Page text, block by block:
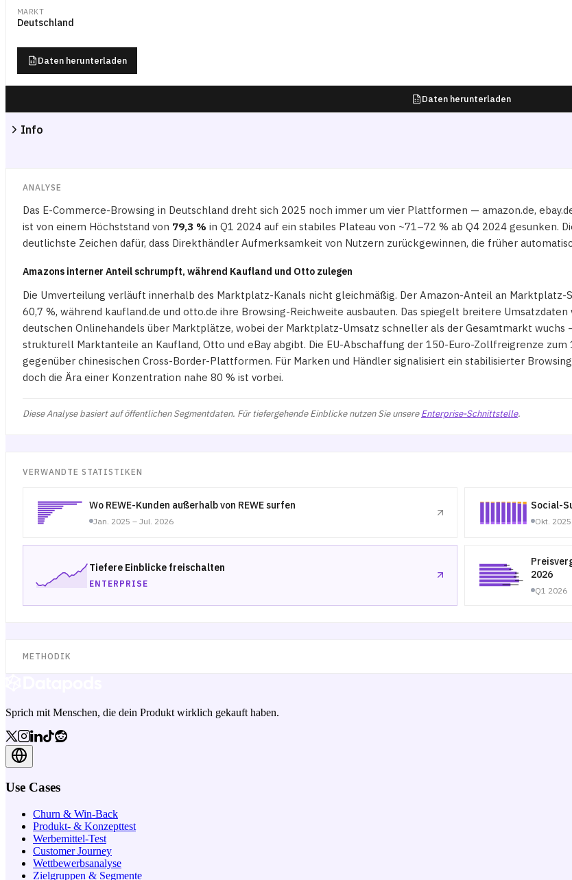
MARKT
Deutschland
Daten herunterladen
Daten herunterladen
Info
ANALYSE
Das E-Commerce-Browsing in Deutschland dreht sich 2025 noch immer um vier Plattformen — amazon.de,
ist von einem Höchststand von 79,3 % in Q1 2024 auf ein stabiles Plateau von ~71–72 % ab Q4 2024 gesunken.
deutlichste Zeichen dafür, dass Direkthändler Aufmerksamkeit von Nutzern zurückgewinnen, die früher
Amazons interner Anteil schrumpft, während Kaufland und Otto zulegen
Die Umverteilung verläuft innerhalb des Marktplatz-Kanals nicht gleichmäßig. Der Amazon-Anteil an Marktplatz-
60,7 %, während kaufland.de und otto.de ihre Browsing-Reichweite ausbauten. Das spiegelt breitere
deutschen Onlinehandels über Marktplätze, wobei der Marktplatz-Umsatz schneller als der Gesamtmarkt
strukturell Marktanteile an Kaufland, Otto und eBay abgibt. Die EU-Abschaffung der 150-Euro-Zollfreigrenze
gegenüber chinesischen Cross-Border-Plattformen. Für Marken und Händler signalisiert ein stabilisierter
doch die Ära einer Konzentration nahe 80 % ist vorbei.
Diese Analyse basiert auf öffentlichen Segmentdaten. Für tiefergehende Einblicke nutzen Sie unsereEnterprise-Schnittstelle.
VERWANDTE STATISTIKEN
Wo REWE-Kunden außerhalb von REWE surfen
Jan. 2025 – Jul. 2026
Social-
Okt.
Tiefere Einblicke freischalten
ENTERPRISE
2026
Q1 2026
METHODIK
Sprich mit Menschen, die dein Produkt wirklich gekauft haben.
Use Cases
Churn & Win-Back
Produkt- & Konzepttest
Werbemittel-Test
Customer Journey
Wettbewerbsanalyse
Zielgruppen & Segmente